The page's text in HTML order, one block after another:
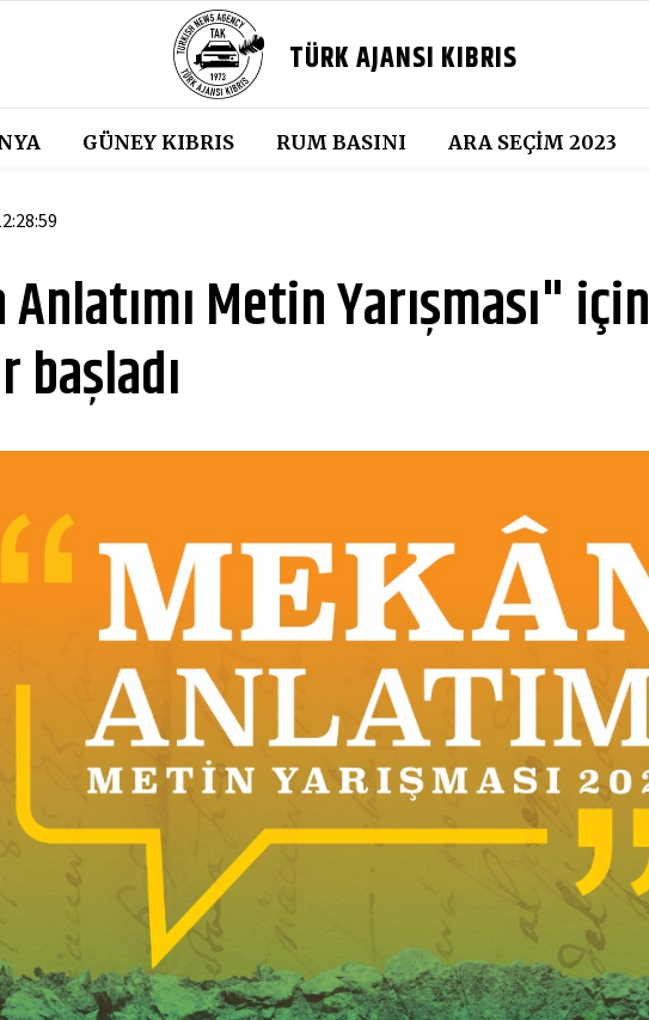
TÜRK AJANSI KIBRIS
GÜNEY KIBRIS RUM BASINI ARA SEÇIM 2023
Metin Yarışması" için
başladı